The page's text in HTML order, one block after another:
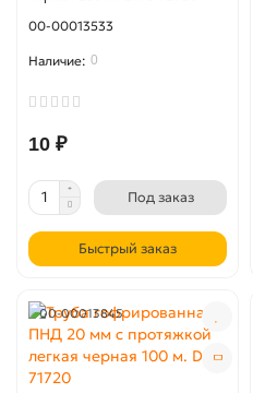
00-00013533
0
10 ₽
Под заказ
Быстрый заказ
00-00013845